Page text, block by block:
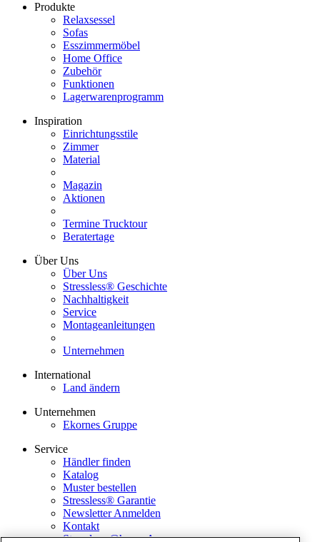
Produkte
Relaxsessel
Sofas
Esszimmermöbel
Home Office
Zubehör
Funktionen
Lagerwarenprogramm
Inspiration
Einrichtungsstile
Zimmer
Material
Magazin
Aktionen
Termine Trucktour
Beratertage
Über Uns
Über Uns
Stressless® Geschichte
Nachhaltigkeit
Service
Montageanleitungen
Unternehmen
International
Land ändern
Unternehmen
Ekornes Gruppe
Service
Händler finden
Katalog
Muster bestellen
Stressless® Garantie
Newsletter Anmelden
Kontakt
Stressless @home App